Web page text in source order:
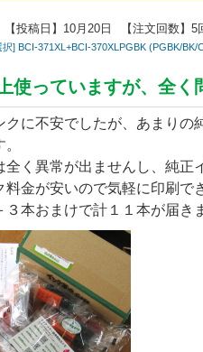
【投稿日】 10月20日 【注文回数】 5
] BCI-371XL+BCI-370XLPGBK (PGBK/
使っていますが、全く
クに不安でしたが、あまりの
全く異常が出ませんし、純正
料金が安いので気軽に印刷で
３本おまけで計１１本が届き